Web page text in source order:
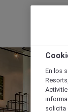
En los
solicita